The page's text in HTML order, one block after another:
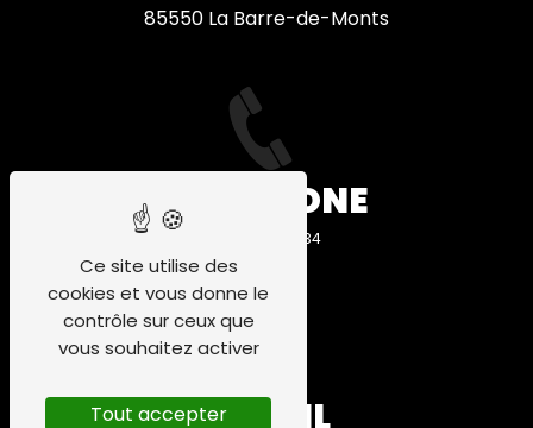
85550 La Barre-de-Monts
TÉLÉPHONE
06 58 68 89 34
E-MAIL
Ce site utilise des
cookies et vous donne le
contrôle sur ceux que
vous souhaitez activer
Tout accepter